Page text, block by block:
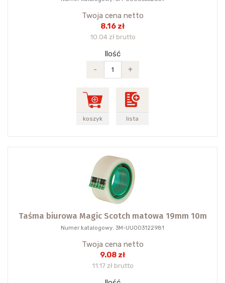
Twoja cena netto
8.16 zł
10.04 zł brutto
Ilość
-
+
koszyk lista
Taśma biurowa Magic Scotch matowa 19mm 10m
Numer katalogowy: 3M-UU003122981
Twoja cena netto
9.08 zł
11.17 zł brutto